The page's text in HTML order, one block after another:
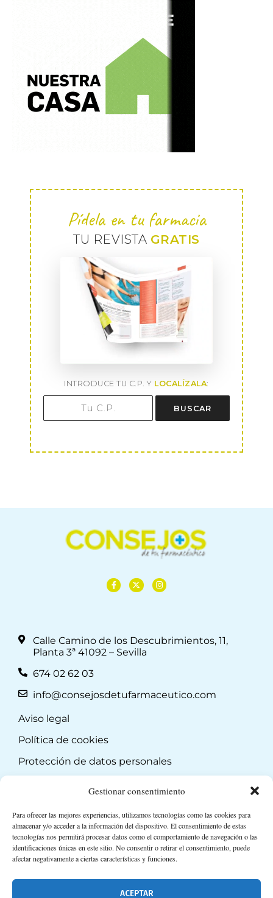
Gestionar consentimiento
Para ofrecer las mejores experiencias, utilizamos tecnologías como las cookies para
almacenar y/o acceder a la información del dispositivo. El consentimiento de estas
tecnologías nos permitirá procesar datos como el comportamiento de navegación o las
identificaciones únicas en este sitio. No consentir o retirar el consentimiento, puede
afectar negativamente a ciertas características y funciones.
ACEPTAR
Pídela en tu farmacia
TU REVISTA GRATIS
INTRODUCE TU C.P. Y LOCALÍZALA:
BUSCAR
Calle Camino de los Descubrimientos, 11,
Planta 3ª 41092 – Sevilla
674 02 62 03
info@consejosdetufarmaceutico.com
Aviso legal
Política de cookies
Protección de datos personales